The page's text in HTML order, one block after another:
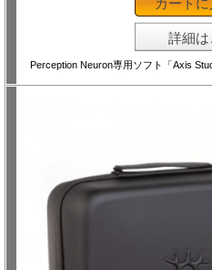
詳細は
Perception Neuron専用ソフト「Axis